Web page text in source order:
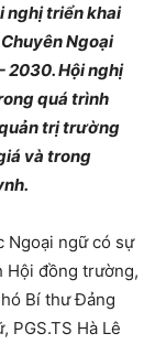
nghị triển khai
Ngoại
2030. Hội nghị
quá trình
trị trường
và trong
Ngoại ngữ có sự
Hội đồng trường,
Bí thư Đảng
PGS.TS Hà Lê